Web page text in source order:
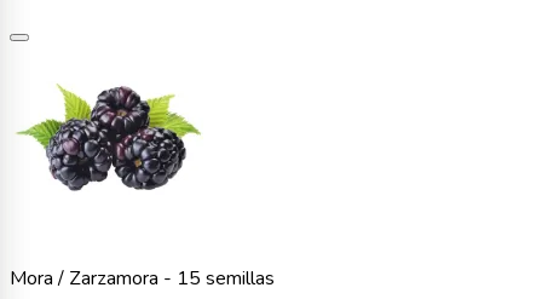
Mora / Zarzamora - 15 semillas